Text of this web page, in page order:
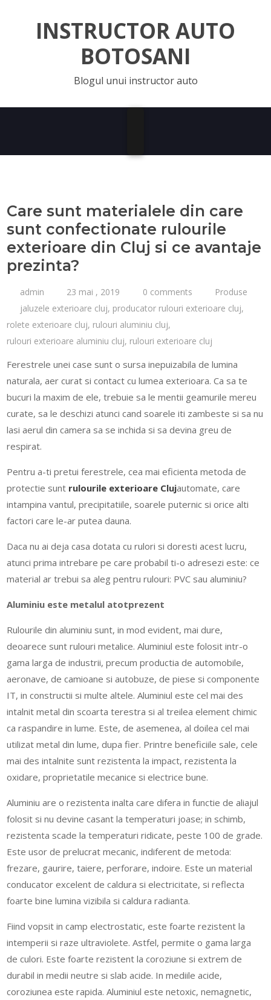
INSTRUCTOR AUTO
BOTOSANI
Blogul unui instructor auto
Care sunt materialele din care
sunt confectionate rulourile
exterioare din Cluj si ce avantaje
prezinta?
admin 23 mai , 2019 0 comments
Produse
jaluzele exterioare cluj, producator rulouri exterioare cluj,
rolete exterioare cluj, rulouri aluminiu cluj,
rulouri exterioare aluminiu cluj, rulouri exterioare cluj
Ferestrele unei case sunt o sursa inepuizabila de lumina
naturala, aer curat si contact cu lumea exterioara. Ca sa te
bucuri la maxim de ele, trebuie sa le mentii geamurile mereu
curate, sa le deschizi atunci cand soarele iti zambeste si sa nu
lasi aerul din camera sa se inchida si sa devina greu de
respirat.
Pentru a-ti pretui ferestrele, cea mai eficienta metoda de
protectie sunt rulourile exterioare Clujautomate, care
intampina vantul, precipitatiile, soarele puternic si orice alti
factori care le-ar putea dauna.
Daca nu ai deja casa dotata cu rulori si doresti acest lucru,
atunci prima intrebare pe care probabil ti-o adresezi este: ce
material ar trebui sa aleg pentru rulouri: PVC sau aluminiu?
Aluminiu este metalul atotprezent
Rulourile din aluminiu sunt, in mod evident, mai dure,
deoarece sunt rulouri metalice. Aluminiul este folosit intr-o
gama larga de industrii, precum productia de automobile,
aeronave, de camioane si autobuze, de piese si componente
IT, in constructii si multe altele. Aluminiul este cel mai des
intalnit metal din scoarta terestra si al treilea element chimic
ca raspandire in lume. Este, de asemenea, al doilea cel mai
utilizat metal din lume, dupa fier. Printre beneficiile sale, cele
mai des intalnite sunt rezistenta la impact, rezistenta la
oxidare, proprietatile mecanice si electrice bune.
Aluminiu are o rezistenta inalta care difera in functie de aliajul
folosit si nu devine casant la temperaturi joase; in schimb,
rezistenta scade la temperaturi ridicate, peste 100 de grade.
Este usor de prelucrat mecanic, indiferent de metoda:
frezare, gaurire, taiere, perforare, indoire. Este un material
conducator excelent de caldura si electricitate, si reflecta
foarte bine lumina vizibila si caldura radianta.
Fiind vopsit in camp electrostatic, este foarte rezistent la
intemperii si raze ultraviolete. Astfel, permite o gama larga
de culori. Este foarte rezistent la coroziune si extrem de
durabil in medii neutre si slab acide. In mediile acide,
coroziunea este rapida. Aluminiul este netoxic, nemagnetic,